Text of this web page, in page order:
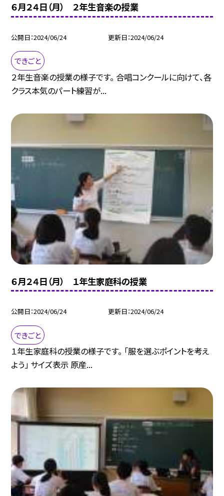
６月２４日（月） ２年生音楽の授業
公開日 2024/06/24 更新日 2024/06/24
できごと
２年生音楽の授業の様子です。 合唱コンクールに向けて、各
クラス本気のパート練習が...
６月２４日（月） １年生家庭科の授業
公開日 2024/06/24 更新日 2024/06/24
できごと
１年生家庭科の授業の様子です。 「服を選ぶポイントを考え
よう」 サイズ表示 原産...